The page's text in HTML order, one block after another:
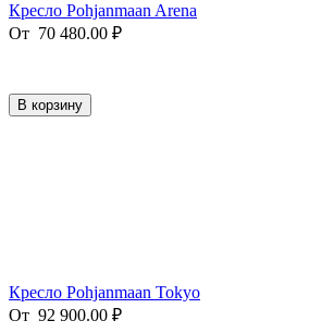
Кресло Pohjanmaan Arena
От 70 480.00 ₽
В корзину
Кресло Pohjanmaan Tokyo
От 92 900.00 ₽